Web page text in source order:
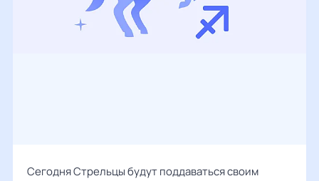
Сегодня Стрельцы будут поддаваться своим